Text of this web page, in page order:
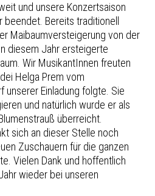
und unsere Konzertsaison
Bereits traditionell
Maibaumversteigerung von der
diesem Jahr ersteigerte
Wir MusikantInnen freuten
Helga Prem vom
unserer Einladung folgte. Sie
und natürlich wurde er als
überreicht.
sich an dieser Stelle noch
Zuschauern für die ganzen
Vielen Dank und hoffentlich
wieder bei unseren